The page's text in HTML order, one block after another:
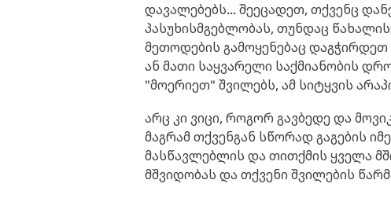
დავალებებს... შეეცადეთ, თქვენც
პასუხისმგებლობას, თუნდაც
მეთოდების გამოყენებაც
ან მათი საყვარელი საქმიანობის
"მოერიეთ" შვილებს, ამ სიტყვის
არც კი ვიცი, როგორ გავბედე და
მაგრამ თქვენგან სწორად გაგების
მასწავლებლის და თითქმის ყველა
მშვიდობას და თქვენი შვილების